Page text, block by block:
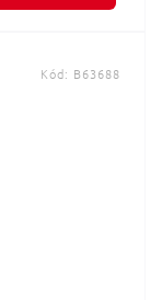
Kód: B63688